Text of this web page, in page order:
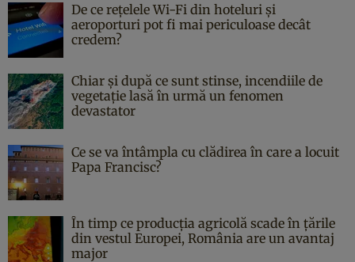
De ce rețelele Wi-Fi din hoteluri și
aeroporturi pot fi mai periculoase decât
credem?
Chiar și după ce sunt stinse, incendiile de
vegetație lasă în urmă un fenomen
devastator
Ce se va întâmpla cu clădirea în care a locuit
Papa Francisc?
În timp ce producția agricolă scade în țările
din vestul Europei, România are un avantaj
major